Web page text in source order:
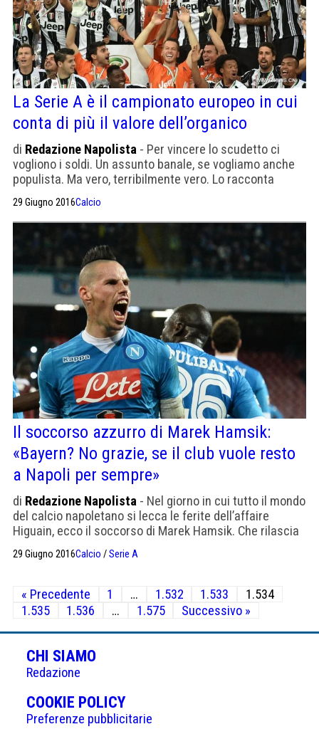
La Serie A è il campionato europeo in cui
conta di più il valore dell’organico
di Redazione Napolista - Per vincere lo scudetto ci
vogliono i soldi. Un assunto banale, se vogliamo anche
populista. Ma vero, terribilmente vero. Lo racconta
di analisi statistica Sportsmatrix.com. Ebbene, secondo
questa ricerca, il campionato di Serie A sarebbe quello
con la più alta correlazione tra valore dell’organico e
risultati. […]
29 Giugno 2016Calcio
Il soccorso azzurro di Marek Hamsik:
«Bayern? No grazie, se il club vuole resto
a Napoli per sempre»
di Redazione Napolista - Nel giorno in cui tutto il mondo
del calcio napoletano si lecca le ferite dell’affaire
Higuain, ecco il soccorso di Marek Hamsik. Che rilascia
sul suo futuro. Con dentro parole possibiliste, integrate
Napoli. Stuzzicato da una domanda sul Bayern, Hamsik
risponde così: […]
29 Giugno 2016Calcio /Serie A
Paginazione
degli
articoli
« Precedente 1 … 1.532 1.533
1.534
1.535
1.536 … 1.575 Successivo »
CHI SIAMO
Redazione
COOKIE POLICY(APRE
IN
Preferenze pubblicitarie